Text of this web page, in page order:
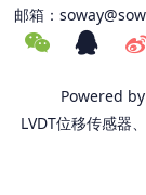
邮箱：
Powered by
LVDT位移传感器